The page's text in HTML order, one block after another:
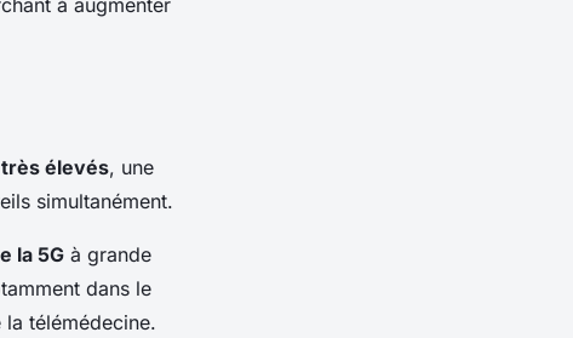
à augmenter
élevés, une
simultanément.
la 5G à grande
dans le
télémédecine.